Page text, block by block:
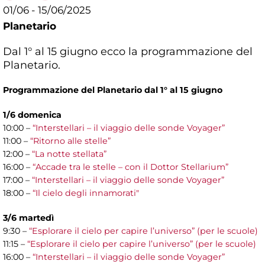
01/06 - 15/06/2025
Planetario
Dal 1° al 15 giugno ecco la programmazione del
Planetario.
Programmazione del Planetario dal 1° al 15 giugno
1/6 domenica
10:00 – “Interstellari – il viaggio delle sonde Voyager”
11:00 – “Ritorno alle stelle”
12:00 – “La notte stellata”
16:00 – “Accade tra le stelle – con il Dottor Stellarium”
17:00 – “Interstellari – il viaggio delle sonde Voyager”
18:00 – “Il cielo degli innamorati"
3/6 martedì
9:30 – “Esplorare il cielo per capire l’universo” (per le scuole)
11:15 – “Esplorare il cielo per capire l’universo” (per le scuole)
16:00 – “Interstellari – il viaggio delle sonde Voyager”